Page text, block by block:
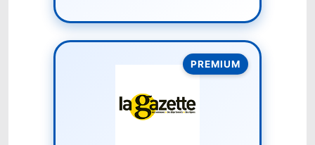
PREMIUM